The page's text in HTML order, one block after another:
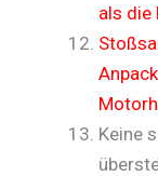
als die
Keine